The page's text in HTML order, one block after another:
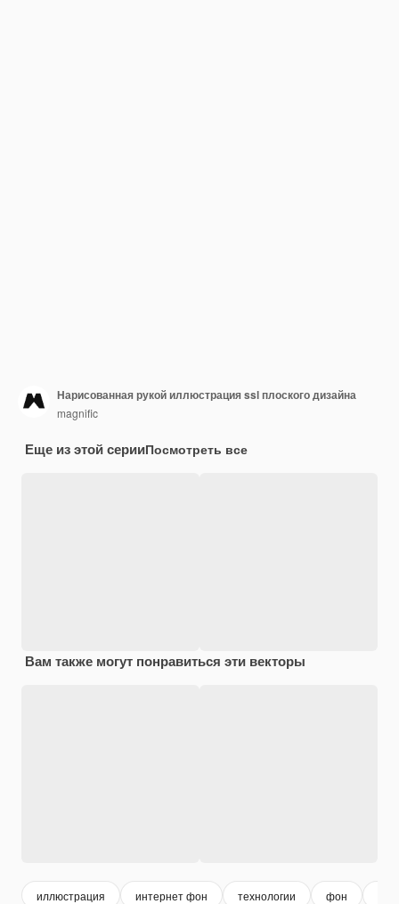
Нарисованная рукой иллюстрация ssl плоского дизайна
magnific
Еще из этой серииПосмотреть все
Вам также могут понравиться эти векторы
иллюстрация интернет фон технологии фон